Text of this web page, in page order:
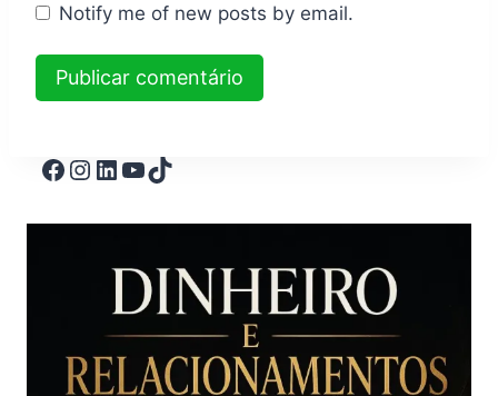
Notify me of new posts by email.